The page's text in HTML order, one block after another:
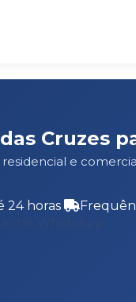
Cruzes
e
24 horas